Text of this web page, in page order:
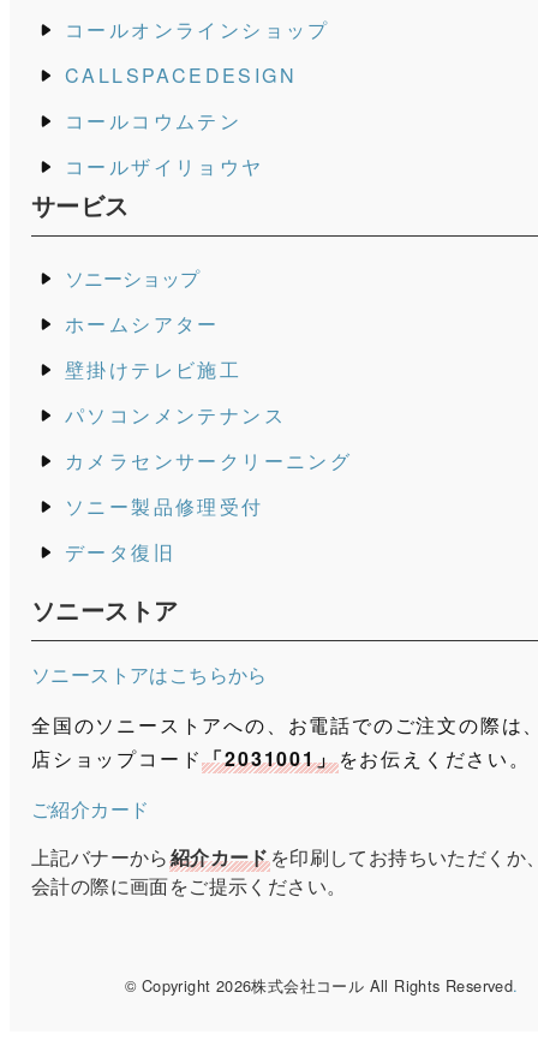
コールオンラインショップ
CALLSPACEDESIGN
コールコウムテン
コールザイリョウヤ
サービス
ソニーショップ
ホームシアター
壁掛けテレビ施工
パソコンメンテナンス
カメラセンサークリーニング
ソニー製品修理受付
データ復旧
ソニーストア
ソニーストアはこちらから
全国のソニーストアへの、お電話でのご注文の際は
店ショップコード「2031001」をお伝えください。
ご紹介カード
上記バナーから紹介カードを印刷してお持ちいただくか
会計の際に画面をご提示ください。
© Copyright 2026株式会社コール All Rights Reserved.